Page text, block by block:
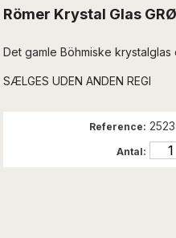
Römer Krystal Glas
Det gamle Böhmiske
SÆLGES UDEN ANDEN REGI
Reference:
Antal: